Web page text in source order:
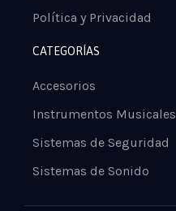
Política y Privacidad
CATEGORÍAS
Accesorios
Instrumentos Musicales
Sistemas de Seguridad
Sistemas de Sonido